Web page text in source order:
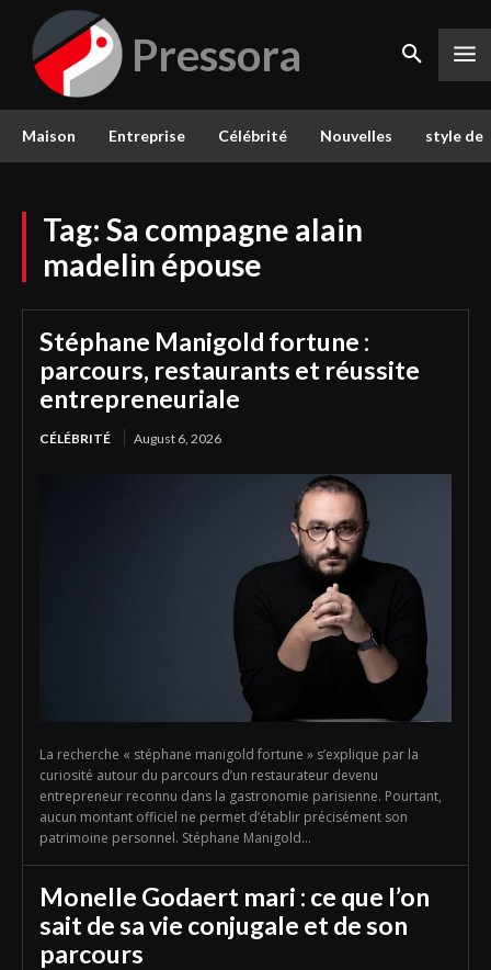
Pressora
Maison Entreprise Célébrité Nouvelles style de
Tag: Sa compagne alain
madelin épouse
Stéphane Manigold fortune :
parcours, restaurants et réussite
entrepreneuriale
CÉLÉBRITÉ August 6, 2026
La recherche « stéphane manigold fortune » s’explique par la
curiosité autour du parcours d’un restaurateur devenu
entrepreneur reconnu dans la gastronomie parisienne. Pourtant,
aucun montant officiel ne permet d’établir précisément son
patrimoine personnel. Stéphane Manigold...
Monelle Godaert mari : ce que l’on
sait de sa vie conjugale et de son
parcours